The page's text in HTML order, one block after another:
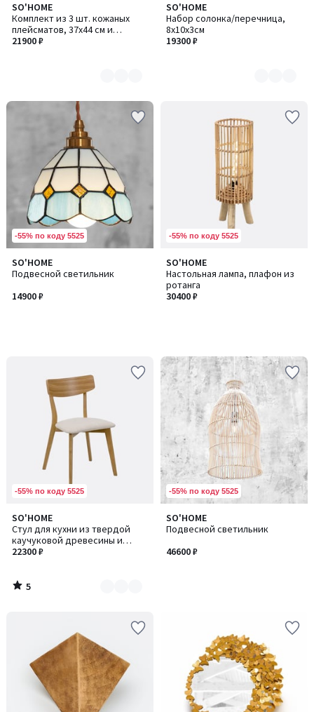
SO'HOME
Комплект из 3 шт. кожаных
плейсматов, 37x44 см и
подстаканник
21900 ₽
Количество
цветов:
6
SO'HOME
Набор солонка/перечница,
8х10х3см
19300 ₽
Количество
цветов:
3
-55% по коду 5525
SO'HOME
Подвесной светильник
14900 ₽
-55% по коду 5525
SO'HOME
Настольная лампа, плафон из
ротанга
30400 ₽
-55% по коду 5525
SO'HOME
Стул для кухни из твердой
каучуковой древесины и
шпона
22300 ₽
5
/
5
Количество
цветов:
4
5
/
-55% по коду 5525
SO'HOME
Подвесной светильник
46600 ₽